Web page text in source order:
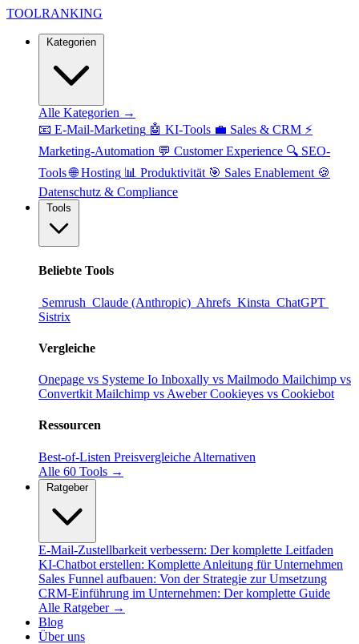
TOOLRANKING
Alle Kategorien →
📧 E-Mail-Marketing 🤖 KI-Tools 💼 Sales & CRM ⚡
Marketing-Automation 💬 Customer Experience 🔍 SEO-
Tools 🌐 Hosting 📊 Produktivität 🎯 Sales Enablement 🍪
Datenschutz & Compliance
Beliebte Tools
Semrush Claude (Anthropic) Ahrefs Kinsta ChatGPT
Sistrix
Vergleiche
Onepage vs Systeme Io Inboxally vs Mailmodo Mailchimp vs
Convertkit Mailchimp vs AweberCookieyes vs Cookiebot
Ressourcen
Best-of-Listen Preisvergleiche Alternativen
Alle 60 Tools →
Ratgeber
E-Mail-Zustellbarkeit verbessern: Der komplette Leitfaden
KI-Chatbot erstellen: Komplette Anleitung für Unternehmen
Sales Funnel aufbauen: Von der Strategie zur Umsetzung
CRM-Einführung im Unternehmen: Der komplette Guide
Alle Ratgeber →
Blog
Über uns